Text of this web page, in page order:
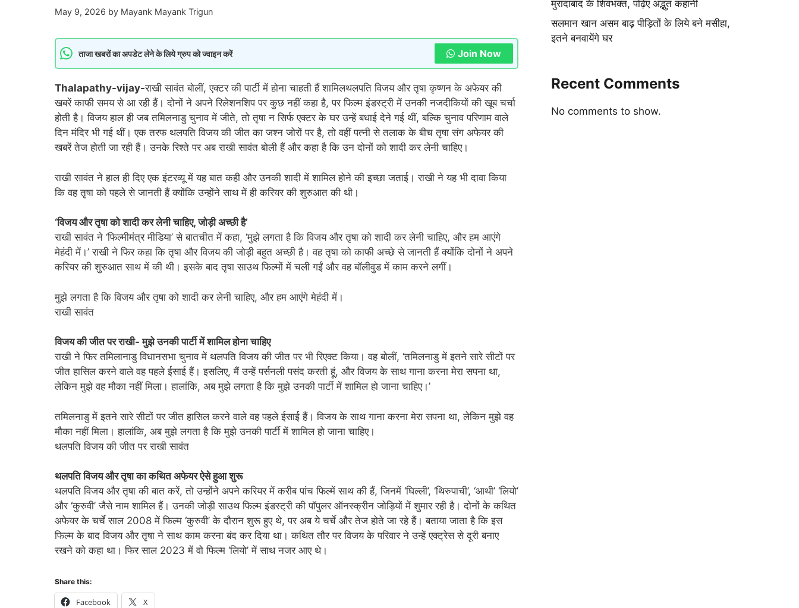
May 9, 2026 by Mayank Mayank Trigun
ताजा खबरों का अपडेट लेने के लिये ग्रुप को ज्वाइन करें Join Now
Thalapathy-vijay-राखी सावंत बोलीं, एक्टर की पार्टी में होना चाहती हैं शामिलथलपति विजय और तृषा कृष्णन के अफेयर की
खबरें काफी समय से आ रही हैं। दोनों ने अपने रिलेशनशिप पर कुछ नहीं कहा है, पर फिल्म इंडस्ट्री में उनकी नजदीकियों की खूब चर्चा
होती है। विजय हाल ही जब तमिलनाडु चुनाव में जीते, तो तृषा न सिर्फ एक्टर के घर उन्हें बधाई देने गई थीं, बल्कि चुनाव परिणाम वाले
दिन मंदिर भी गई थीं। एक तरफ थलपति विजय की जीत का जश्न जोरों पर है, तो वहीं पत्नी से तलाक के बीच तृषा संग अफेयर की
खबरें तेज होती जा रही हैं। उनके रिश्ते पर अब राखी सावंत बोली हैं और कहा है कि उन दोनों को शादी कर लेनी चाहिए।
राखी सावंत ने हाल ही दिए एक इंटरव्यू में यह बात कही और उनकी शादी में शामिल होने की इच्छा जताई। राखी ने यह भी दावा किया
कि वह तृषा को पहले से जानती हैं क्योंकि उन्होंने साथ में ही करियर की शुरुआत की थी।
‘विजय और तृषा को शादी कर लेनी चाहिए, जोड़ी अच्छी है’
राखी सावंत ने ‘फिल्मीमंत्र मीडिया’ से बातचीत में कहा, ‘मुझे लगता है कि विजय और तृषा को शादी कर लेनी चाहिए, और हम आएंगे
मेहंदी में।’ राखी ने फिर कहा कि तृषा और विजय की जोड़ी बहुत अच्छी है। वह तृषा को काफी अच्छे से जानती हैं क्योंकि दोनों ने अपने
करियर की शुरुआत साथ में की थी। इसके बाद तृषा साउथ फिल्मों में चली गईं और वह बॉलीवुड में काम करने लगीं।
मुझे लगता है कि विजय और तृषा को शादी कर लेनी चाहिए, और हम आएंगे मेहंदी में।
राखी सावंत
विजय की जीत पर राखी- मुझे उनकी पार्टी में शामिल होना चाहिए
राखी ने फिर तमिलानाडु विधानसभा चुनाव में थलपति विजय की जीत पर भी रिएक्ट किया। वह बोलीं, ‘तमिलनाडु में इतने सारे सीटों पर
जीत हासिल करने वाले वह पहले ईसाई हैं। इसलिए, मैं उन्हें पर्सनली पसंद करती हूं, और विजय के साथ गाना करना मेरा सपना था,
लेकिन मुझे वह मौका नहीं मिला। हालांकि, अब मुझे लगता है कि मुझे उनकी पार्टी में शामिल हो जाना चाहिए।’
तमिलनाडु में इतने सारे सीटों पर जीत हासिल करने वाले वह पहले ईसाई हैं। विजय के साथ गाना करना मेरा सपना था, लेकिन मुझे वह
मौका नहीं मिला। हालांकि, अब मुझे लगता है कि मुझे उनकी पार्टी में शामिल हो जाना चाहिए।
थलपति विजय की जीत पर राखी सावंत
थलपति विजय और तृषा का कथित अफेयर ऐसे हुआ शुरू
थलपति विजय और तृषा की बात करें, तो उन्होंने अपने करियर में करीब पांच फिल्में साथ की हैं, जिनमें ‘घिल्ली’, ‘थिरुपाची’, ‘आथी’ ‘लियो’
और ‘कुरुवी’ जैसे नाम शामिल हैं। उनकी जोड़ी साउथ फिल्म इंडस्ट्री की पॉपुलर ऑनस्क्रीन जोड़ियों में शुमार रही है। दोनों के कथित
अफेयर के चर्चे साल 2008 में फिल्म ‘कुरुवी’ के दौरान शुरू हुए थे, पर अब ये चर्चे और तेज होते जा रहे हैं। बताया जाता है कि इस
फिल्म के बाद विजय और तृषा ने साथ काम करना बंद कर दिया था। कथित तौर पर विजय के परिवार ने उन्हें एक्ट्रेस से दूरी बनाए
रखने को कहा था। फिर साल 2023 में वो फिल्म ‘लियो’ में साथ नजर आए थे।
Share this:
Facebook X
मुरादाबाद के शिवभक्त, पढ़िए अद्भुत कहानी
सलमान खान असम बाढ़ पीड़ितों के लिये बने मसीहा,
इतने बनवायेंगे घर
Recent Comments
No comments to show.